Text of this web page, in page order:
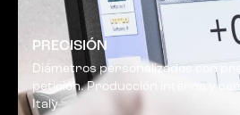
PRECISIÓN
Diámetros personalizados con
petición. Producción interna y
Italy